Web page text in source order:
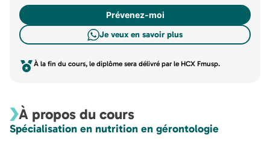
Prévenez-moi
Je veux en savoir plus
À la fin du cours, le diplôme sera délivré par le HCX Fmusp.
À propos du cours
Spécialisation en nutrition en gérontologie